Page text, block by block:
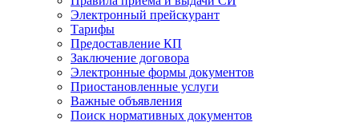
Электронный прейскурант
Тарифы
Предоставление КП
Заключение договора
Электронные формы документов
Приостановленные услуги
Важные объявления
Поиск нормативных документов